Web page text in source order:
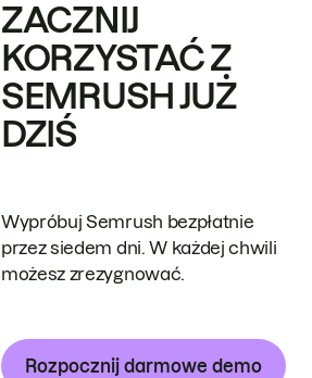
ZACZNIJ
KORZYSTAĆ Z
SEMRUSH JUŻ
DZIŚ
Wypróbuj Semrush bezpłatnie
przez siedem dni. W każdej chwili
możesz zrezygnować.
Rozpocznij darmowe demo